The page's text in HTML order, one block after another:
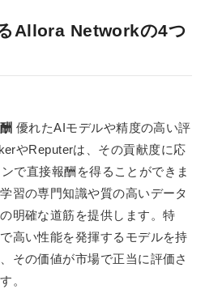
Allora Networkの4つ
優れたAIモデルや精度の高い評
やReputerは、その貢献度に応
で直接報酬を得ることができま
習の専門知識や質の高いデータ
明確な道筋を提供します。特
高い性能を発揮するモデルを持
その価値が市場で正当に評価さ
。